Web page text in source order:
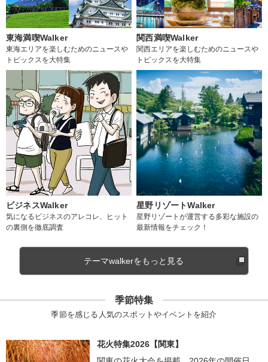
東海満喫Walker
東海エリアを楽しむためのニュースや
トピックスを大特集
関西満喫Walker
関西エリアを楽しむためのニュースや
トピックスを大特集
ビジネスWalker
気になるビジネスのアレコレ、ヒット
の裏側を徹底調査
星野リゾートWalker
星野リゾートが運営する多彩な施設の
最新情報をチェック！
テーマwalkerをもっと見る
季節特集
季節を感じる人気のスポットやイベントを紹介
花火特集2026【関東】